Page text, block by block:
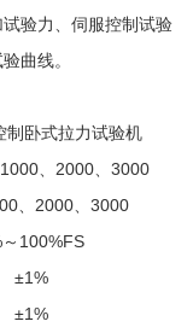
验力、伺服控制试验
曲线。
制 卧式拉力试验机
、2000、3000
、2000、3000
100%FS
±1%
±1%